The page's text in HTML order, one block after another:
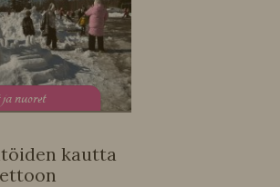
nuoret
kautta